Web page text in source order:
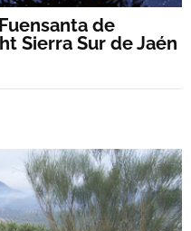
de
Sierra Sur de Jaén